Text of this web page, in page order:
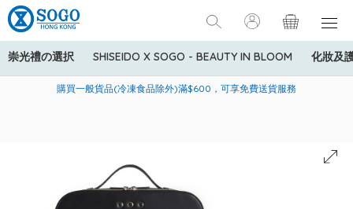
崇光禮の選択 SHISEIDO X SOGO - BEAUTY IN BLOOM 化妝及
美國運通Explorer®信用卡會員購物禮遇：高達5%簽賬回贈！
購買一般貨品(冷凍食品除外)滿$600，可享免費送貨服務
寄送中國內地服務只適用於指定商品，若訂單金額少於HK$600(折